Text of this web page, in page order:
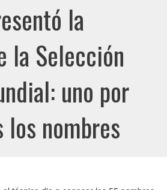
la
la Selección
uno por
los nombres